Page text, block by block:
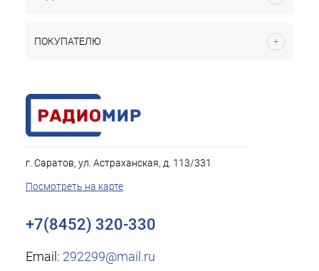
ПОКУПАТЕЛЮ
г. Саратов, ул. Астраханская, д. 113/331
Посмотреть на карте
+7(8452) 320-330
Email: 292299@mail.ru